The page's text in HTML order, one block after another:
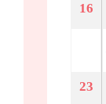
16
23